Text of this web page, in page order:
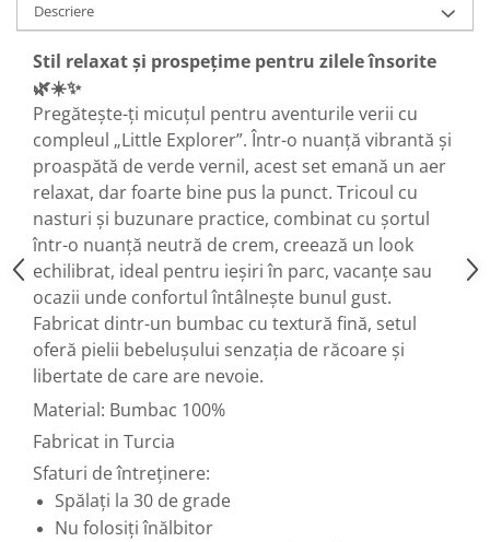
Descriere
Stil relaxat și prospețime pentru zilele însorite
🌿☀️✨
Pregătește-ți micuțul pentru aventurile verii cu
compleul „Little Explorer”. Într-o nuanță vibrantă și
proaspătă de verde vernil, acest set emană un aer
relaxat, dar foarte bine pus la punct. Tricoul cu
nasturi și buzunare practice, combinat cu șortul
într-o nuanță neutră de crem, creează un look
echilibrat, ideal pentru ieșiri în parc, vacanțe sau
ocazii unde confortul întâlnește bunul gust.
Fabricat dintr-un bumbac cu textură fină, setul
oferă pielii bebelușului senzația de răcoare și
libertate de care are nevoie.
Material: Bumbac 100%
Fabricat in Turcia
Sfaturi de întreținere:
Spălați la 30 de grade
Nu folosiți înălbitor